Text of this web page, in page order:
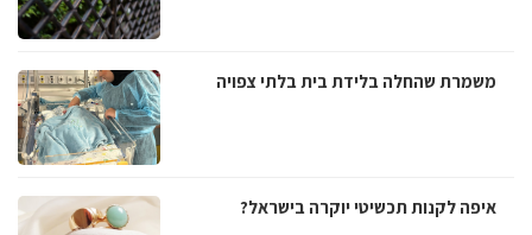
משמרת שהחלה בלידת בית בלתי צפויה
איפה לקנות תכשיטי יוקרה בישראל?